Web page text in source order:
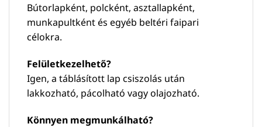
Bútorlapként, polcként, asztallapként,
munkapultként és egyéb beltéri faipari
célokra.
Felületkezelhető?
Igen, a táblásított lap csiszolás után
lakkozható, pácolható vagy olajozható.
Könnyen megmunkálható?